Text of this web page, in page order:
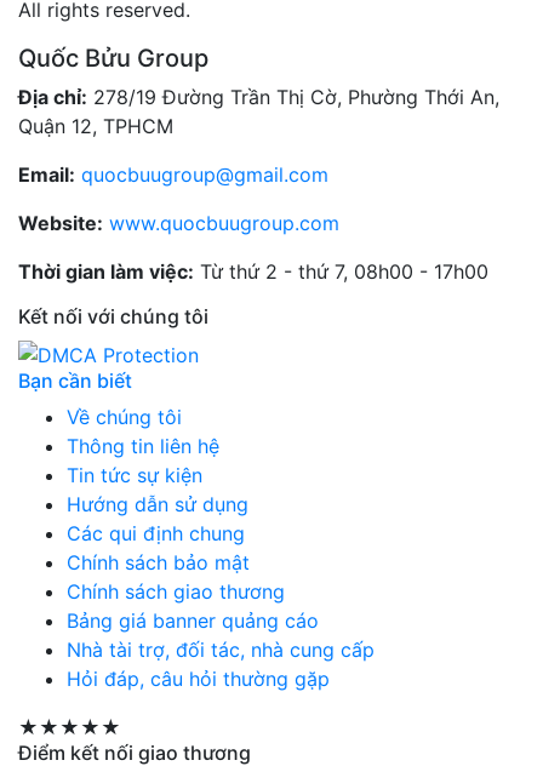
All rights reserved.
Quốc Bửu Group
Địa chỉ: 278/19 Đường Trần Thị Cờ, Phường Thới An,
Quận 12, TPHCM
Email: quocbuugroup@gmail.com
Website: www.quocbuugroup.com
Thời gian làm việc: Từ thứ 2 - thứ 7, 08h00 - 17h00
Kết nối với chúng tôi
Bạn cần biết
Về chúng tôi
Thông tin liên hệ
Tin tức sự kiện
Hướng dẫn sử dụng
Các qui định chung
Chính sách bảo mật
Chính sách giao thương
Bảng giá banner quảng cáo
Nhà tài trợ, đối tác, nhà cung cấp
Hỏi đáp, câu hỏi thường gặp
★★★★★
Điểm kết nối giao thương